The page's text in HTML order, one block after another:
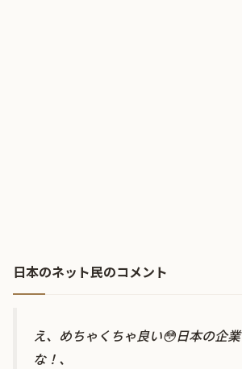
日本のネット民のコメント
え、めちゃくちゃ良い😳日本の企
な！、